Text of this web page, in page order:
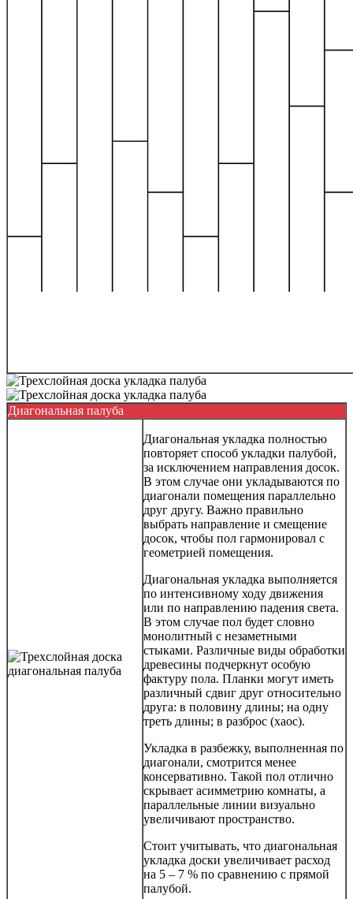
Диагональная палуба
Диагональная укладка полностью
повторяет способ укладки палубой,
за исключением направления досок.
В этом случае они укладываются по
диагонали помещения параллельно
друг другу. Важно правильно
выбрать направление и смещение
досок, чтобы пол гармонировал с
геометрией помещения.
Диагональная укладка выполняется
по интенсивному ходу движения
или по направлению падения света.
В этом случае пол будет словно
монолитный с незаметными
стыками. Различные виды обработки
древесины подчеркнут особую
фактуру пола. Планки могут иметь
различный сдвиг друг относительно
друга: в половину длины; на одну
треть длины; в разброс (хаос).
Укладка в разбежку, выполненная по
диагонали, смотрится менее
консервативно. Такой пол отлично
скрывает асимметрию комнаты, а
параллельные линии визуально
увеличивают пространство.
Стоит учитывать, что диагональная
укладка доски увеличивает расход
на 5 – 7 % по сравнению с прямой
палубой.